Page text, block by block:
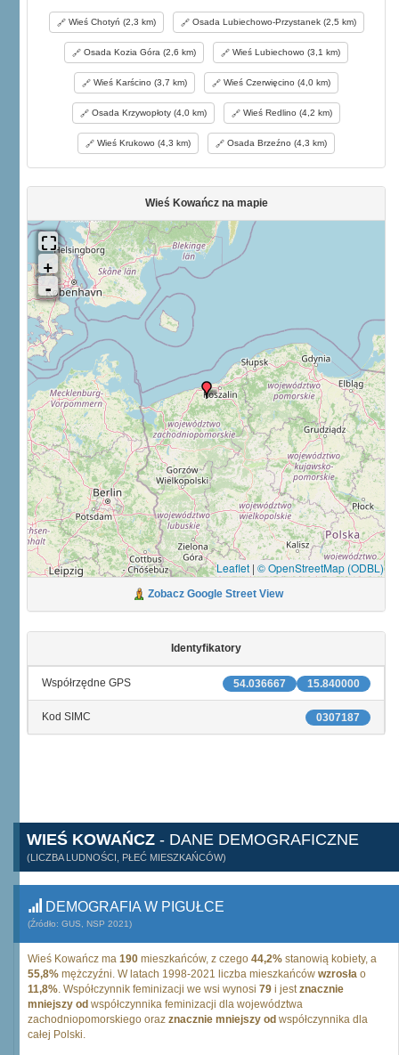
Wieś Chotyń (2,3 km) Osada Lubiechowo-Przystanek (2,5 km)
Osada Kozia Góra (2,6 km) Wieś Lubiechowo (3,1 km)
Wieś Karścino (3,7 km) Wieś Czerwięcino (4,0 km)
Osada Krzywopłoty (4,0 km) Wieś Redlino (4,2 km)
Wieś Krukowo (4,3 km) Osada Brzeźno (4,3 km)
Wieś Kowańcz na mapie
Leaflet | © OpenStreetMap (ODBL)
Zobacz Google Street View
Identyfikatory
15.840000
54.036667
Współrzędne GPS
0307187
Kod SIMC
WIEŚ KOWAŃCZ - DANE DEMOGRAFICZNE
(LICZBA LUDNOŚCI, PŁEĆ MIESZKAŃCÓW)
DEMOGRAFIA W PIGUŁCE
(Źródło: GUS, NSP 2021)
Wieś Kowańcz ma 190 mieszkańców, z czego 44,2% stanowią kobiety, a
55,8% mężczyźni. W latach 1998-2021 liczba mieszkańców wzrosła o
11,8%. Współczynnik feminizacji we wsi wynosi 79 i jestznacznie
mniejszy od współczynnika feminizacji dla województwa
zachodniopomorskiego oraz znacznie mniejszy od współczynnika dla
całej Polski.